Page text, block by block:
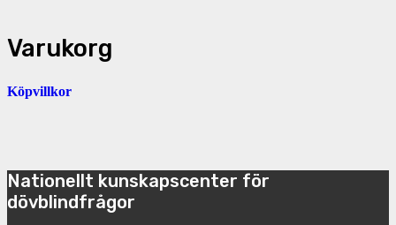
Varukorg
Köpvillkor
Nationellt kunskapscenter för
dövblindfrågor